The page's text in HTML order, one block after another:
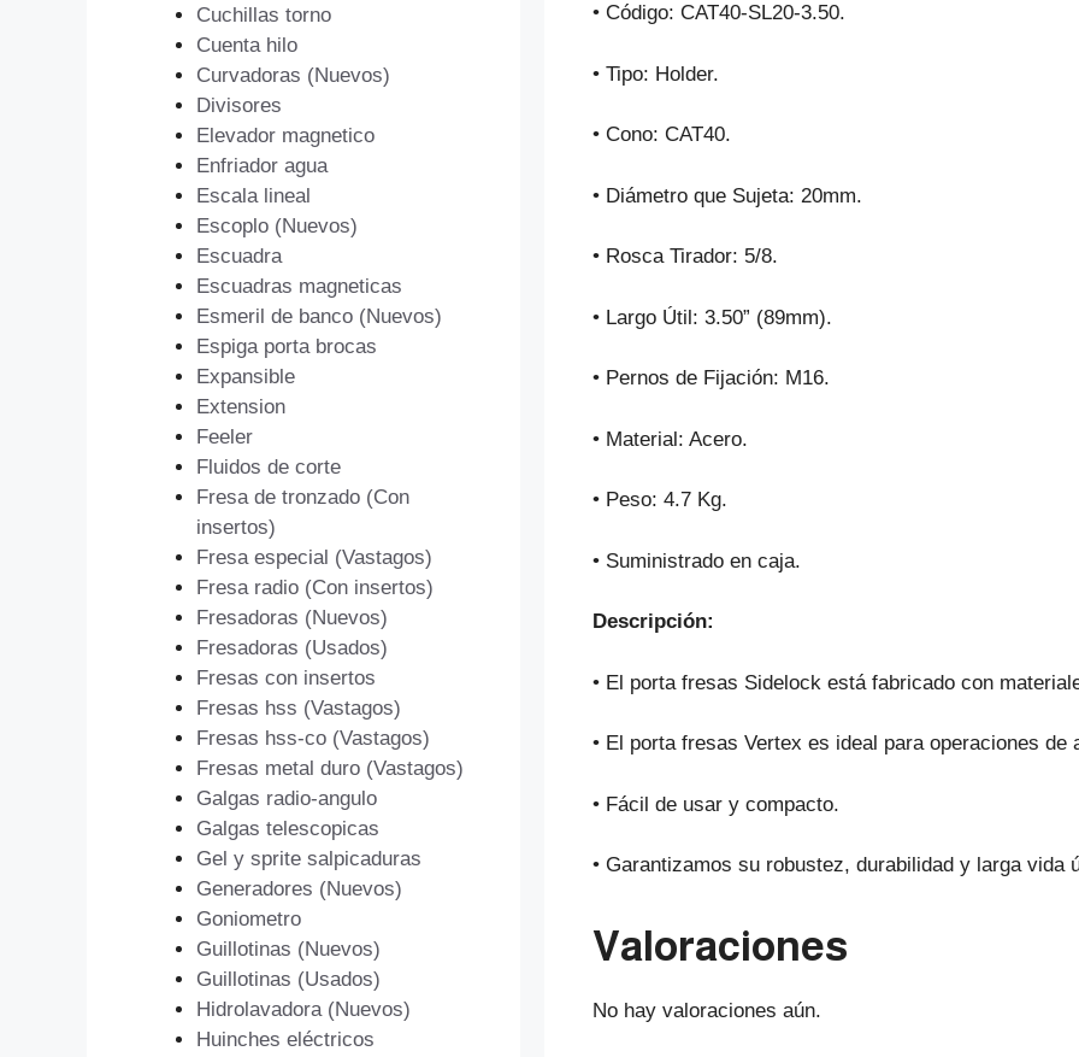
• Código: CAT40-SL20-3.50.
• Tipo: Holder.
• Cono: CAT40.
• Diámetro que Sujeta: 20mm.
• Rosca Tirador: 5/8.
• Largo Útil: 3.50” (89mm).
• Pernos de Fijación: M16.
• Material: Acero.
• Peso: 4.7 Kg.
• Suministrado en caja.
Descripción:
• El porta fresas Sidelock está fabricado con
• El porta fresas Vertex es ideal para operaciones de
• Fácil de usar y compacto.
• Garantizamos su robustez, durabilidad y larga vida
Valoraciones
No hay valoraciones aún.
Cuchillas torno
Cuenta hilo
Curvadoras (Nuevos)
Divisores
Elevador magnetico
Enfriador agua
Escala lineal
Escoplo (Nuevos)
Escuadra
Escuadras magneticas
Esmeril de banco (Nuevos)
Espiga porta brocas
Expansible
Extension
Feeler
Fluidos de corte
Fresa de tronzado (Con
insertos)
Fresa especial (Vastagos)
Fresa radio (Con insertos)
Fresadoras (Nuevos)
Fresadoras (Usados)
Fresas con insertos
Fresas hss (Vastagos)
Fresas hss-co (Vastagos)
Fresas metal duro (Vastagos)
Galgas radio-angulo
Galgas telescopicas
Gel y sprite salpicaduras
Generadores (Nuevos)
Goniometro
Guillotinas (Nuevos)
Guillotinas (Usados)
Hidrolavadora (Nuevos)
Huinches eléctricos